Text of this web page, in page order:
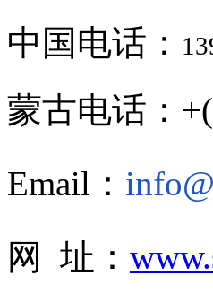
中国电话：
蒙古电话：
Email：
网 址：